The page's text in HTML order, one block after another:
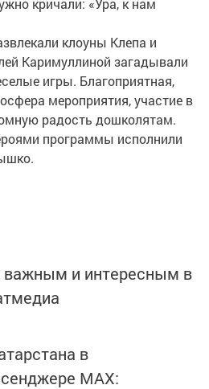
клоуны Клепа и
Каримуллиной загадывали
игры. Благоприятная,
мероприятия, участие в
радость дошколятам.
программы исполнили
и интересным в
в
MАХ: